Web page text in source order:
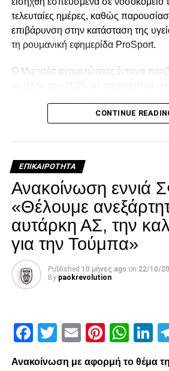
τελευταίες ημέρες, καθώς
επιβάρυνση στην κατάσταση της
τη ρουμανική εφημερίδα ProSport.
Ο Μιρτσέα αντιμετώπισε έντονα
κρυολόγημα, το οποίο επηρέασε
αναγκαία να νοσηλευτεί. Οι
νοσηλείας του.
Facebook
Twitter
Email
CONTINUE
ΕΠΙΚΑΙΡΌΤΗΤΑ
Ανακοίνωση εννιά
«Θέλουμε
αυτάρκη ΑΣ, την
για την Τούμπα»
Published 10 μήνες ago on 22/10/
By paokrevolution
Facebook
Twitter
Email
Ανακοίνωση με αφορμή το θέμα